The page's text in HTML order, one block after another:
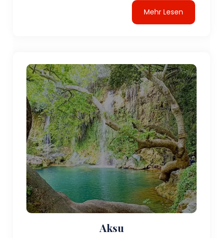
Mehr Lesen
Aksu